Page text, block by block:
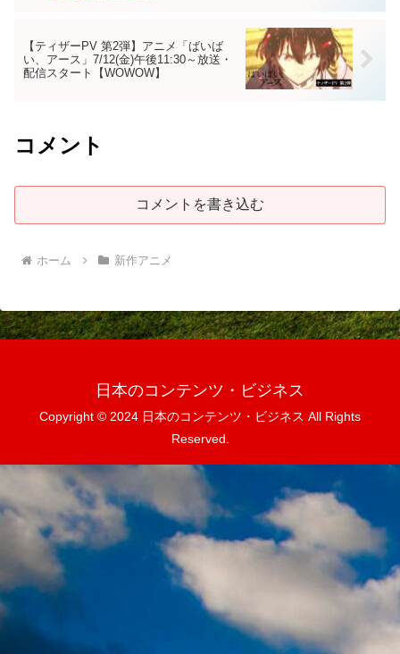
【ティザーPV 第2弾】アニメ「ばいば
い、アース」7/12(金)午後11:30～放送・
配信スタート【WOWOW】
コメント
コメントを書き込む
ホーム 新作アニメ
日本のコンテンツ・ビジネス
Copyright © 2024 日本のコンテンツ・ビジネス All Rights
Reserved.